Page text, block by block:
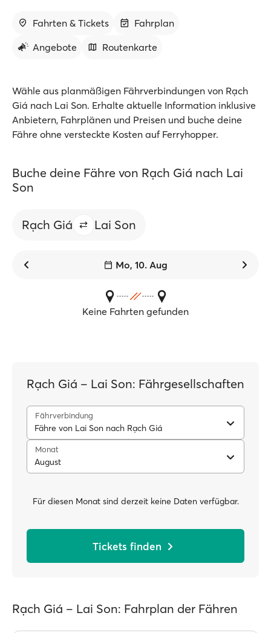
Fahrten & Tickets
Fahrplan
Angebote
Routenkarte
Wähle aus planmäßigen Fährverbindungen von Rạch
Giá nach Lai Son. Erhalte aktuelle Information inklusive
Anbietern, Fahrplänen und Preisen und buche deine
Fähre ohne versteckte Kosten auf Ferryhopper.
Buche deine Fähre von Rạch Giá nach Lai
Son
Rạch Giá Lai Son
Mo, 10. Aug
Keine Fahrten gefunden
Rạch Giá – Lai Son: Fährgesellschaften
Fährverbindung
Fähre von Lai Son nach Rạch Giá
Monat
August
Für diesen Monat sind derzeit keine Daten verfügbar.
Tickets finden
Rạch Giá – Lai Son: Fahrplan der Fähren